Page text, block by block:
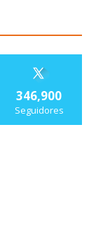
346,900
Seguidores